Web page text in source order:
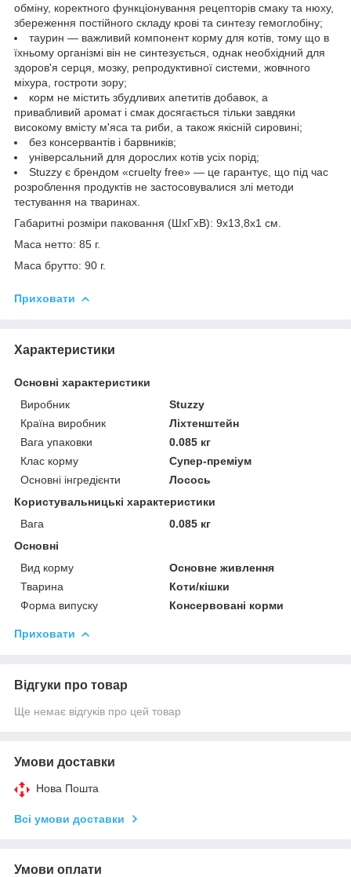
обміну, коректного функціонування рецепторів смаку та нюху,
збереження постійного складу крові та синтезу гемоглобіну;
таурин — важливий компонент корму для котів, тому що в
їхньому організмі він не синтезується, однак необхідний для
здоров'я серця, мозку, репродуктивної системи, жовчного
міхура, гостроти зору;
корм не містить збудливих апетитів добавок, а
привабливий аромат і смак досягається тільки завдяки
високому вмісту м'яса та риби, а також якісній сировині;
без консервантів і барвників;
універсальний для дорослих котів усіх порід;
Stuzzy є брендом «cruelty free» — це гарантує, що під час
розроблення продуктів не застосовувалися злі методи
тестування на тваринах.
Габаритні розміри паковання (ШхГхВ): 9х13,8х1 см.
Маса нетто: 85 г.
Маса брутто: 90 г.
Приховати
Характеристики
Основні характеристики
Виробник
Stuzzy
Країна виробник
Ліхтенштейн
Вага упаковки
0.085 кг
Клас корму
Супер-преміум
Основні інгредієнти
Лосось
Користувальницькі характеристики
Вага
0.085 кг
Основні
Вид корму
Основне живлення
Тварина
Коти/кішки
Форма випуску
Консервовані корми
Приховати
Відгуки про товар
Ще немає відгуків про цей товар
Умови доставки
Нова Пошта
Всі умови доставки
Умови оплати